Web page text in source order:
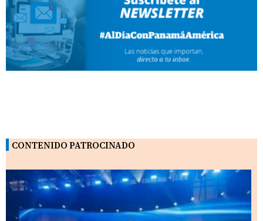
CONTENIDO PATROCINADO